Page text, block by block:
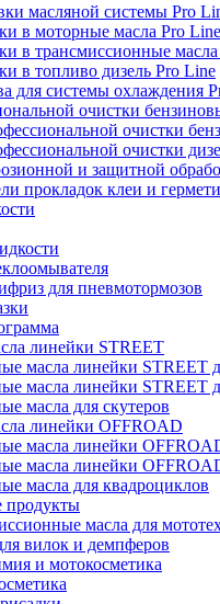
масляной системы Pro
в моторные масла Pro Line
в трансмиссионные
в топливо дизель Pro Line
для системы охлаждения
очистки
очистки
очистки
и защитной
прокладок клеи и
для пневмотормозов
линейки STREET
масла линейки STREET
масла линейки STREET
масла для скутеров
линейки OFFROAD
масла линейки
масла линейки
масла для квадроциклов
продукты
масла для
вилок и демпферов
и мотокосметика